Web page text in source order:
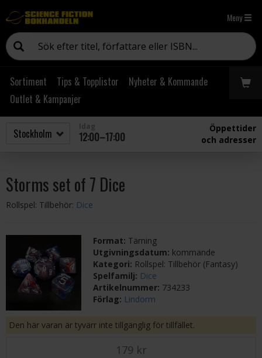
Meny
Sortiment Tips & Topplistor
Nyheter & Kommande
Outlet & Kampanjer
12:00–17:00
Öppettider
och adresser
Storms set of 7 Dice
Rollspel: Tillbehör: Dice
Format: Tärning
Utgivningsdatum: kommande
Kategori: Rollspel: Tillbehör (Fantasy)
Spelfamilj: Dice
Artikelnummer: 734233
Förlag: Lindorm
Den här varan är tyvärr inte tillgänglig för tillfället.
179 kr